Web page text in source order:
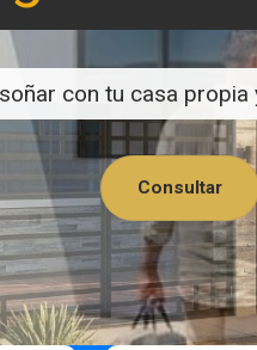
con tu casa propia
Consultar